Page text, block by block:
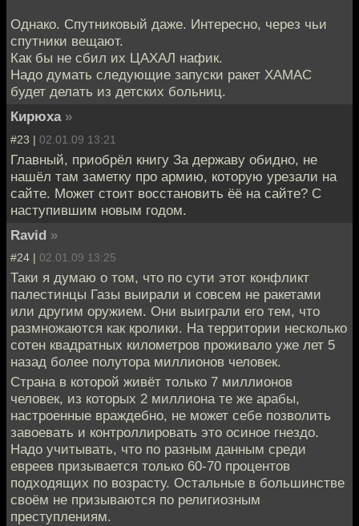
Однако. Спутниковый даже. Интересно, через чьи
спутники вещают.
Как бы не сбил их ЦАХАЛ нафик.
Надо думать следующие запуски ракет ХАМАС
будет делать из детских больниц.
Кирюха »
#23 | 02.01.09 13:21
Главный, приобрёл книгу За державу обидно, не
нашёл там заметку про армию, которую урезали на
сайте. Может стоит восстановить ёё на сайте? С
наступившим новым годом.
Ravid »
#24 | 02.01.09 13:25
Таки я думаю о том, что по сути этот конфликт
палестинцы Газы выирали и совсем не ракетами
или другим оружием. Они выиграли его тем, что
размножаются как кролики. На территории несколько
сотен квадратных километров проживало уже лет 5
назад более полутора миллионов человек.
Страна в которой живёт только 7 миллионов
человек, из которых 2 миллиона те же арабы,
настроенные враждебно, не может себе позволить
завоевать и контроллировать это осиное гнездо.
Надо учитывать, что по разным данным среди
евреев призывается только 60-70 процентов
подходящих по возрасту. Остальные в большинстве
своём не призываются по религиозным
преступлениям.